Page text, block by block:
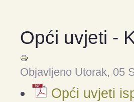
Opći uvjeti -
Objavljeno Utorak, 05
Opći uvjeti